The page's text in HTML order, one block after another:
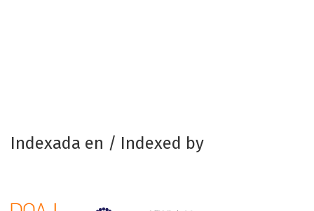
Indexada en / Indexed by